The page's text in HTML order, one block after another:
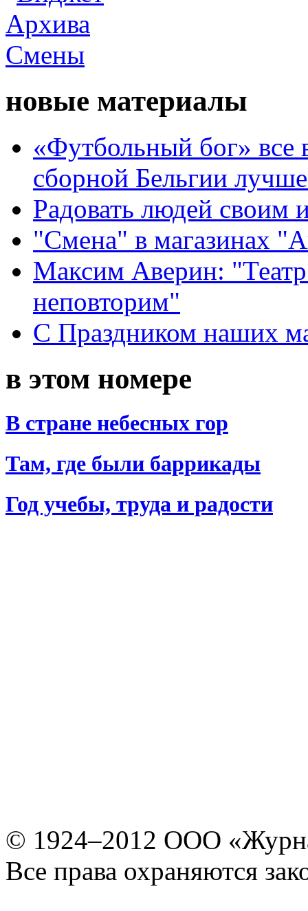
новые материалы
«Футбольный бог» все
сборной Бельгии
Радовать людей своим
"Смена" в магазинах
Максим Аверин:
неповторим"
С Праздником наших
в этом номере
В стране небесных гор
Там, где были баррикады
Год учебы, труда и радости
© 1924–2012 ООО
Все права охраняются